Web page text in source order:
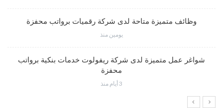
وظائف متميزة متاحة لدى شركة رقميات برواتب محفزة
يومين منذ
شواغر عمل متميزة لدى شركة ريفولوت خدمات بنكية برواتب
محفزة
3 أيام منذ